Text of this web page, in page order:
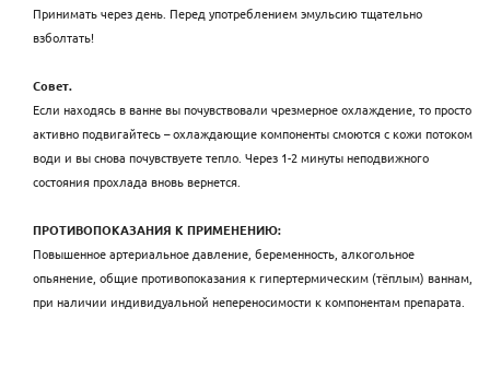
Принимать через день. Перед употреблением эмульсию тщательно
взболтать!
Совет.
Если находясь в ванне вы почувствовали чрезмерное охлаждение, то просто
активно подвигайтесь – охлаждающие компоненты смоются с кожи потоком
води и вы снова почувствуете тепло. Через 1-2 минуты неподвижного
состояния прохлада вновь вернется.
ПРОТИВОПОКАЗАНИЯ К ПРИМЕНЕНИЮ:
Повышенное артериальное давление, беременность, алкогольное
опьянение, общие противопоказания к гипертермическим (тёплым) ваннам,
при наличии индивидуальной непереносимости к компонентам препарата.